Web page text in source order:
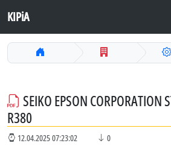
KIPiA
SEIKO EPSON CORPORATION
R380
12.04.2025 07:23:02 0